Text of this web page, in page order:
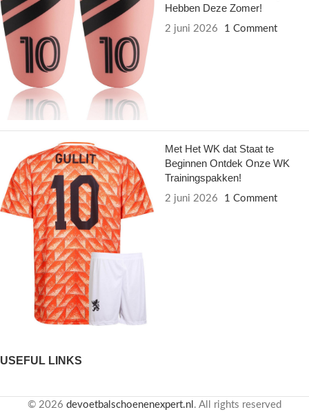
Hebben Deze Zomer!
2 juni 2026 1 Comment
Met Het WK dat Staat te
Beginnen Ontdek Onze WK
Trainingspakken!
2 juni 2026 1 Comment
USEFUL LINKS
© 2026 devoetbalschoenenexpert.nl . All rights reserved